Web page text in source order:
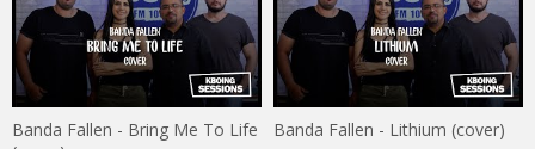
Banda Fallen - Bring Me To Life
Banda Fallen - Lithium (cover)